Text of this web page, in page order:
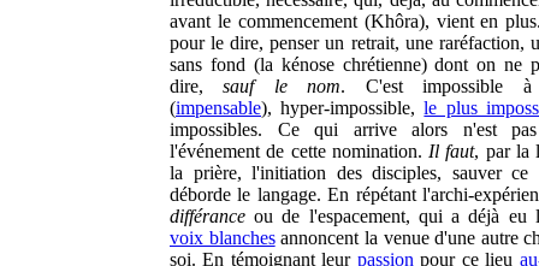
avant le commencement (Khôra), vient en
pour le dire, penser un retrait, une raréfaction,
sans fond (la kénose chrétienne) dont on ne
dire,sauf le nom. C'est impossible à
(impensable), hyper-impossible,le plus
impossibles. Ce qui arrive alors n'est
l'événement de cette nomination. Il faut, par la
la prière, l'initiation des disciples, sauver
déborde le langage. En répétant l'archi-
différance ou de l'espacement, qui a déjà eu
voix blanchesannoncent la venue d'une autre
soi. En témoignant leur passion pour ce lieu